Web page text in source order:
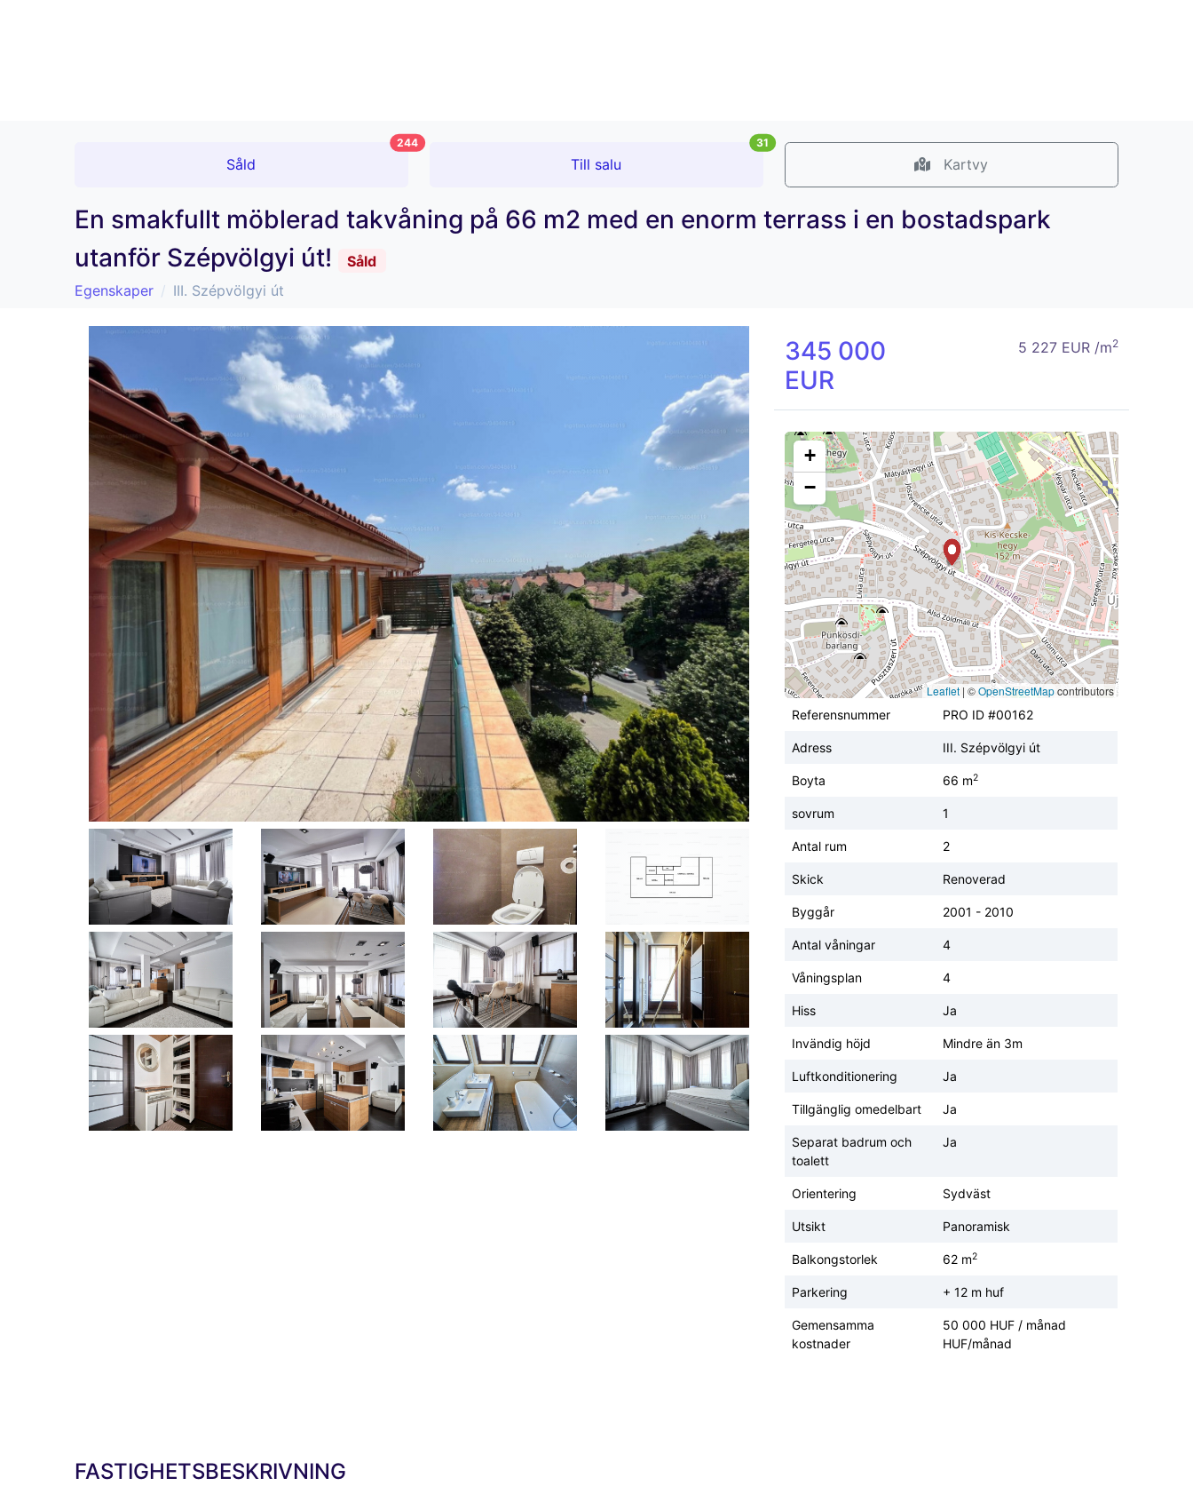
Såld
244
Till salu
31
Kartvy
En smakfullt möblerad takvåning på 66 m2 med en enorm terrass i en bostadspark
utanför Szépvölgyi út!
Såld
Egenskaper
III. Szépvölgyi út
345 000
EUR
5 227 EUR /m2
+
−
Leaflet | ©OpenStreetMapcontributors
Referensnummer
PRO ID #00162
Adress III. Szépvölgyi út
Boyta 66 m2
sovrum 1
Antal rum 2
Skick Renoverad
Byggår 2001 - 2010
Antal våningar 4
Våningsplan 4
Hiss Ja
Invändig höjd Mindre än 3m
Luftkonditionering Ja
Tillgänglig omedelbart Ja
Separat badrum och
toalett
Ja
Orientering Sydväst
Utsikt Panoramisk
Balkongstorlek 62 m2
Parkering + 12 m huf
Gemensamma
kostnader
50 000 HUF / månad
HUF/månad
FASTIGHETSBESKRIVNING